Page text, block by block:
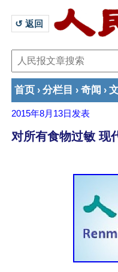
↺ 返回
首页 › 分栏目 › 奇闻 ›
2015年8月13日 发表
对所有食物过敏 现